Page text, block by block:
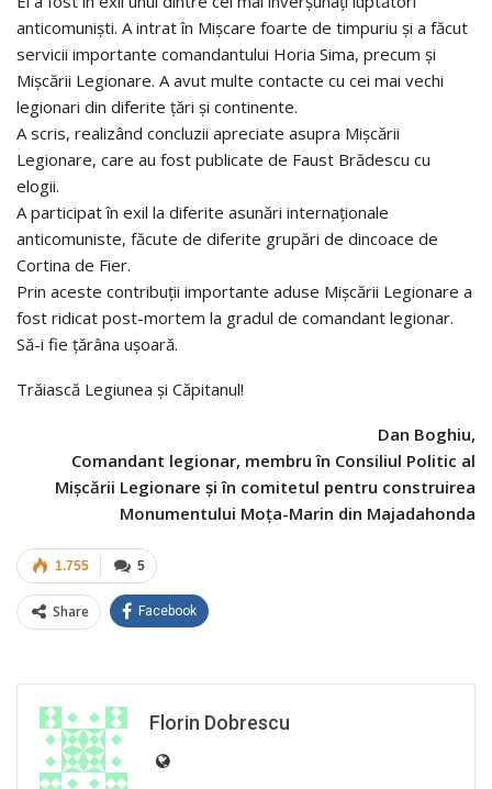
anticomunişti. A intrat în Mişcare foarte de timpuriu şi a făcut
servicii importante comandantului Horia Sima, precum şi
Mişcării Legionare. A avut multe contacte cu cei mai vechi
legionari din diferite ţări şi continente.
A scris, realizând concluzii apreciate asupra Mişcării
Legionare, care au fost publicate de Faust Brădescu cu
elogii.
A participat în exil la diferite asunări internaţionale
anticomuniste, făcute de diferite grupări de dincoace de
Cortina de Fier.
Prin aceste contribuţii importante aduse Mişcării Legionare a
fost ridicat post-mortem la gradul de comandant legionar.
Să-i fie ţărâna uşoară.
Trăiască Legiunea şi Căpitanul!
Dan Boghiu,
Comandant legionar, membru în Consiliul Politic al
Mişcării Legionare şi în comitetul pentru construirea
Monumentului Moţa-Marin din Majadahonda
5
1.755
Share Facebook
Florin Dobrescu